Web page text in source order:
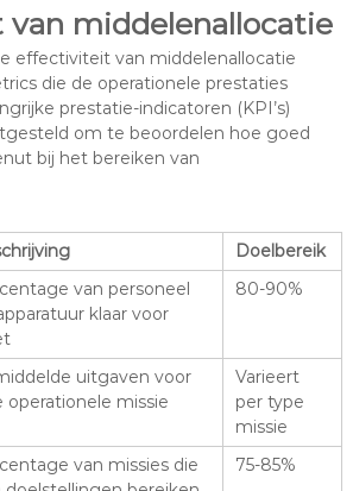
middelenallocatie
effectiviteit van middelenallocatie
die de operationele prestaties
prestatie-indicatoren (KPI’s)
om te beoordelen hoe goed
bij het bereiken van
Doelbereik
van personeel
klaar voor
80-90%
uitgaven voor
operationele missie
Varieert
per type
missie
van missies die
75-85%